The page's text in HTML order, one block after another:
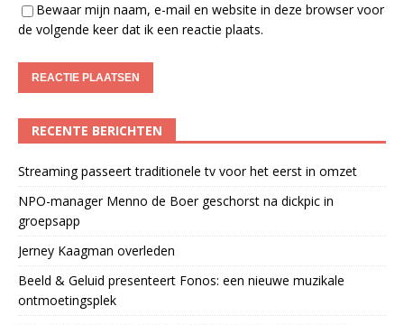
Bewaar mijn naam, e-mail en website in deze browser voor
de volgende keer dat ik een reactie plaats.
RECENTE BERICHTEN
Streaming passeert traditionele tv voor het eerst in omzet
NPO-manager Menno de Boer geschorst na dickpic in
groepsapp
Jerney Kaagman overleden
Beeld & Geluid presenteert Fonos: een nieuwe muzikale
ontmoetingsplek